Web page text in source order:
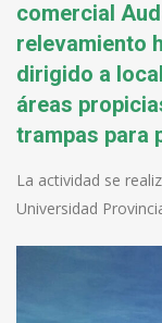
comercial
relevamiento
dirigido a
áreas
trampas para
La actividad se
Universidad